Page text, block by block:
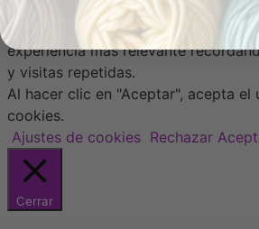
Usamos cookies en nuestro sitio
experiencia más relevante
y visitas repetidas.
Al hacer clic en "Aceptar", acepta el
cookies.
Ajustes de cookies Rechazar
Cerrar